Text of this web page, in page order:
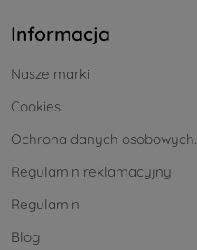
Informacja
Nasze marki
Cookies
Ochrona danych osobowych.
Regulamin reklamacyjny
Regulamin
Blog